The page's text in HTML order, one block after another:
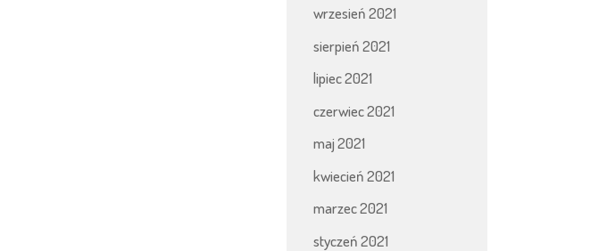
wrzesień 2021
sierpień 2021
lipiec 2021
czerwiec 2021
maj 2021
kwiecień 2021
marzec 2021
styczeń 2021